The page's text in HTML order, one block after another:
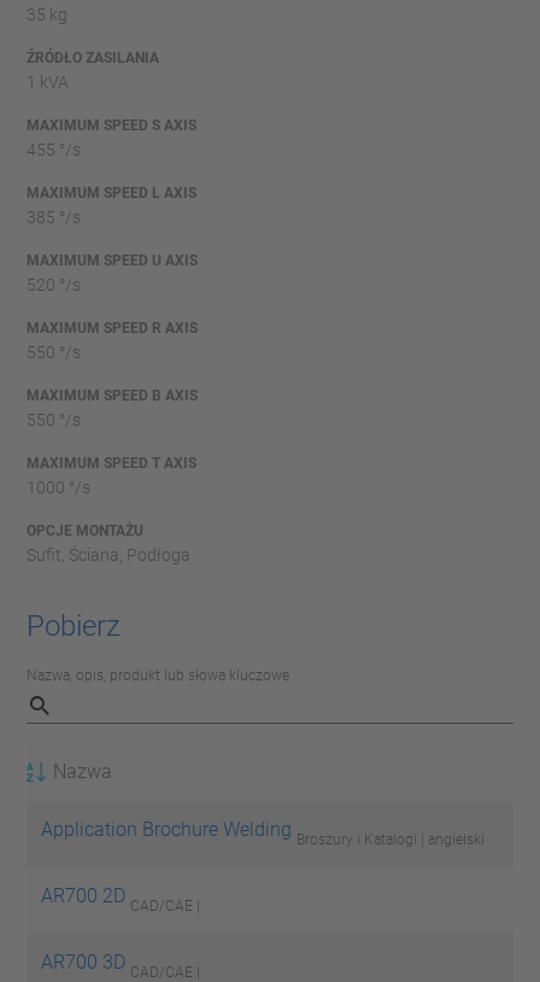
35 kg
ŹRÓDŁO ZASILANIA
1 kVA
MAXIMUM SPEED S AXIS
455 °/s
MAXIMUM SPEED L AXIS
385 °/s
MAXIMUM SPEED U AXIS
520 °/s
MAXIMUM SPEED R AXIS
550 °/s
MAXIMUM SPEED B AXIS
550 °/s
MAXIMUM SPEED T AXIS
1000 °/s
OPCJE MONTAŻU
Sufit, Ściana, Podłoga
Pobierz
Nazwa, opis, produkt lub słowa kluczowe
Nazwa
Application Brochure Welding Broszury i Katalogi | angielski
AR700 2D CAD/CAE |
AR700 3D CAD/CAE |